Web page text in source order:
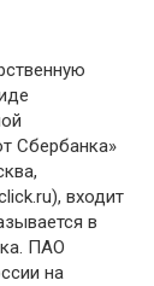
Сбербанка»
входит
в
ПАО
на